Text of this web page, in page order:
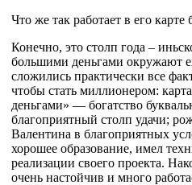
Что же так работает в его карте
Конечно, это столп года –
большими деньгами окружают
сложились практически все
чтобы стать миллионером:
деньгами» — богатство
благоприятный столп удачи;
Валентина в благоприятных
хорошее образование, имел
реализации своего проекта.
очень настойчив и много